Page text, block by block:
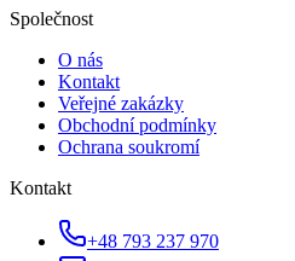
Společnost
O nás
Kontakt
Veřejné zakázky
Obchodní podmínky
Ochrana soukromí
Kontakt
+48 793 237 970